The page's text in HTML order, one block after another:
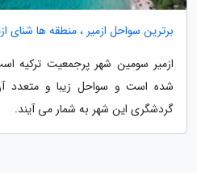
برترین سواحل ازمیر ، منطقه ها شنای
ازمیر سومین شهر پرجمعیت ترکیه
شده است و سواحل زیبا و متعدد
گردشگری این شهر به شمار می آیند.